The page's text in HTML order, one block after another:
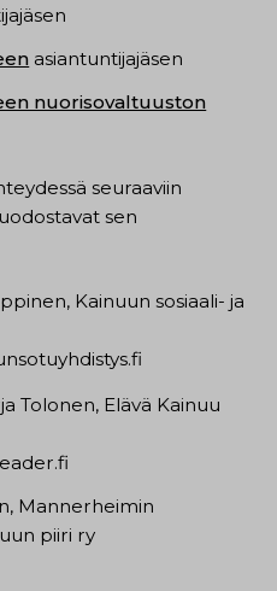
asiantuntijajäsen
nuorisovaltuuston
seuraaviin
sen
Kainuun sosiaali- ja
Tolonen, Elävä Kainuu
Mannerheimin
piiri ry